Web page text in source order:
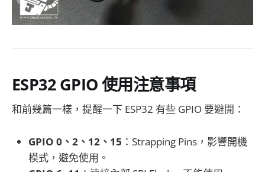
ESP32 GPIO 使用注意事項
和前幾篇一樣，提醒一下 ESP32 有些 GPIO 要避開：
GPIO 0、2、12、15 ：Strapping Pins，影響開機
模式，避免使用。